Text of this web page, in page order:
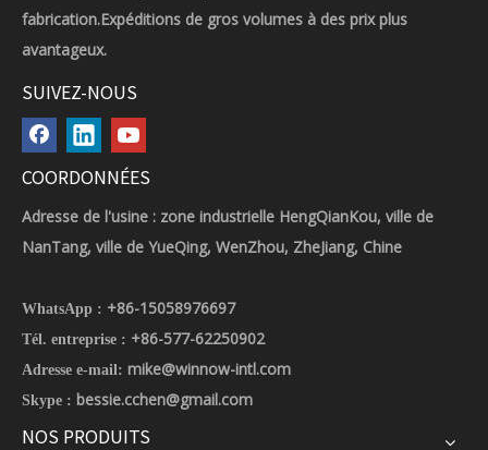
fabrication.Expéditions de gros volumes à des prix plus
avantageux.
SUIVEZ-NOUS
COORDONNÉES
Adresse de l'usine : zone industrielle HengQianKou, ville de
NanTang, ville de YueQing, WenZhou, ZheJiang, Chine
WhatsApp : +86-15058976697
Tél. entreprise : +86-577-62250902
Adresse e-mail: mike@winnow-intl.com
Skype : bessie.cchen@gmail.com
NOS PRODUITS